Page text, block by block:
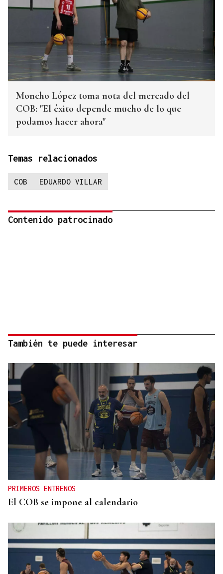
Moncho López toma nota del mercado del
COB: "El éxito depende mucho de lo que
podamos hacer ahora"
Temas relacionados
COB EDUARDO VILLAR
Contenido patrocinado
También te puede interesar
PRIMEROS ENTRENOS
El COB se impone al calendario